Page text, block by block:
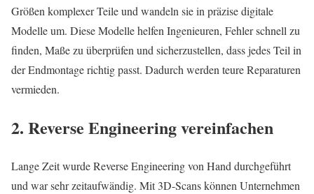
Größen komplexer Teile und wandeln sie in präzise digitale
Modelle um. Diese Modelle helfen Ingenieuren, Fehler schnell zu
finden, Maße zu überprüfen und sicherzustellen, dass jedes Teil in
der Endmontage richtig passt. Dadurch werden teure Reparaturen
vermieden.
2. Reverse Engineering vereinfachen
Lange Zeit wurde Reverse Engineering von Hand durchgeführt
und war sehr zeitaufwändig. Mit 3D-Scans können Unternehmen